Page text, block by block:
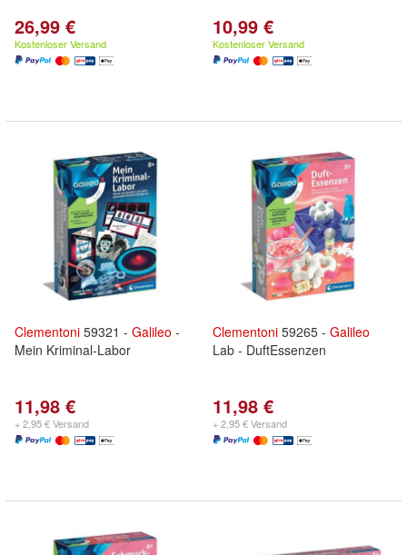
26,99 €
Kostenloser Versand
10,99 €
Kostenloser Versand
Clementoni 59321 - Galileo -
Mein Kriminal-Labor
11,98 €
+ 2,95 € Versand
Clementoni 59265 - Galileo
Lab - DuftEssenzen
11,98 €
+ 2,95 € Versand